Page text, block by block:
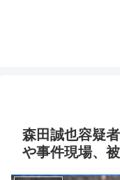
森田誠也容疑
や事件現場、